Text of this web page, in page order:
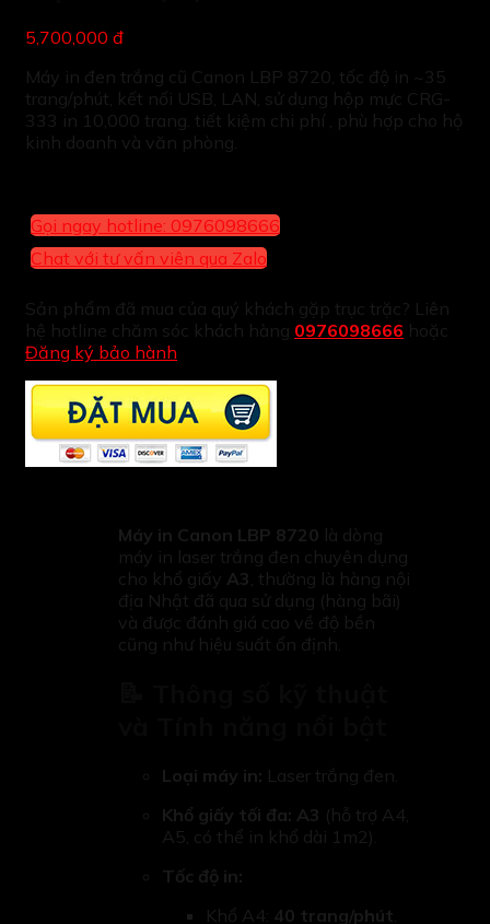
5,700,000 đ
Máy in đen trắng cũ Canon LBP 8720, tốc độ in ~35
trang/phút, kết nối USB, LAN, sử dụng hộp mực CRG-
333 in 10,000 trang. tiết kiệm chi phí , phù hợp cho hộ
kinh doanh và văn phòng.
Gọi ngay hotline: 0976098666
Chat với tư vấn viên qua Zalo
Sản phẩm đã mua của quý khách gặp trục trặc? Liên
hệ hotline chăm sóc khách hàng 0976098666 hoặc
Đăng ký bảo hành
Máy in Canon LBP 8720 là dòng
máy in laser trắng đen chuyên dụng
cho khổ giấy A3 , thường là hàng nội
địa Nhật đã qua sử dụng (hàng bãi)
và được đánh giá cao về độ bền
cũng như hiệu suất ổn định.
Loại máy in: Laser trắng đen.
Khổ giấy tối đa: A3 (hỗ trợ A4,
A5, có thể in khổ dài 1m2).
Tốc độ in:
Khổ A4: 40 trang/phút